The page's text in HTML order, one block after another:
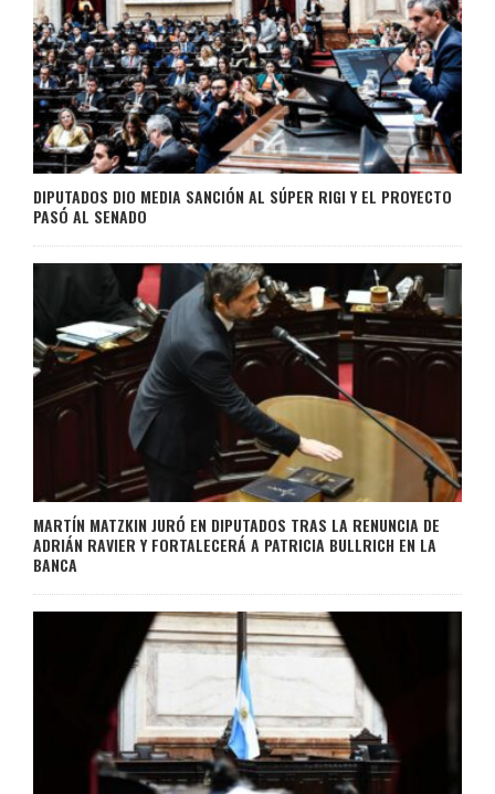
DIPUTADOS DIO MEDIA SANCIÓN AL SÚPER RIGI Y EL PROYECTO
PASÓ AL SENADO
MARTÍN MATZKIN JURÓ EN DIPUTADOS TRAS LA RENUNCIA DE
ADRIÁN RAVIER Y FORTALECERÁ A PATRICIA BULLRICH EN LA
BANCA